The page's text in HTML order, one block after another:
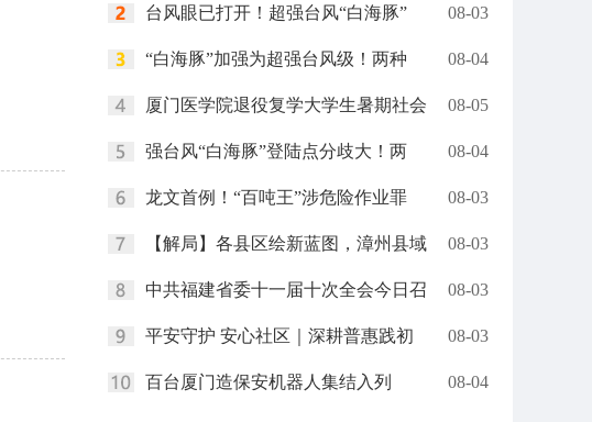
台风眼已打开！超强台风“白海豚” 08-03
“白海豚”加强为超强台风级！两种 08-04
厦门医学院退役复学大学生暑期社会 08-05
强台风“白海豚”登陆点分歧大！两 08-04
龙文首例！“百吨王”涉危险作业罪 08-03
【解局】各县区绘新蓝图，漳州县域 08-03
中共福建省委十一届十次全会今日召 08-03
平安守护 安心社区｜深耕普惠践初 08-03
百台厦门造保安机器人集结入列 08-04